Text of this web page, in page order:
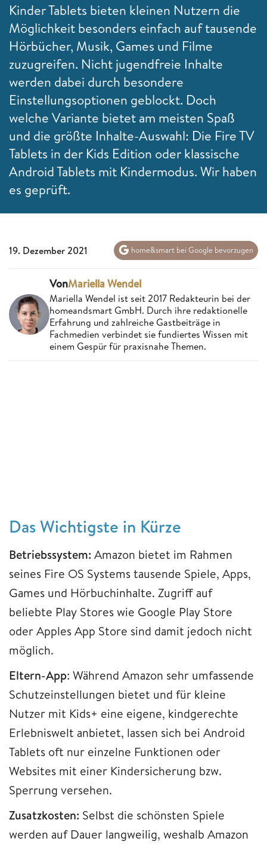
Kinder Tablets bieten kleinen Nutzern die
Möglichkeit besonders einfach auf tausende
Hörbücher, Musik, Games und Filme
zuzugreifen. Nicht jugendfreie Inhalte
werden dabei durch besondere
Einstellungsoptionen geblockt. Doch
welche Variante bietet am meisten Spaß
und die größte Inhalte-Auswahl: Die Fire TV
Tablets in der Kids Edition oder klassische
Android Tablets mit Kindermodus. Wir haben
es geprüft.
19. Dezember 2021 home&smart bei Google bevorzugen
VonMariella Wendel
Mariella Wendel ist seit 2017 Redakteurin bei der
homeandsmart GmbH. Durch ihre redaktionelle
Erfahrung und zahlreiche Gastbeiträge in
Fachmedien verbindet sie fundiertes Wissen mit
einem Gespür für praxisnahe Themen.
Das Wichtigste in Kürze
Betriebssystem: Amazon bietet im Rahmen
seines Fire OS Systems tausende Spiele, Apps,
Games und Hörbuchinhalte. Zugriff auf
beliebte Play Stores wie Google Play Store
oder Apples App Store sind damit jedoch nicht
möglich.
Eltern-App: Während Amazon sehr umfassende
Schutzeinstellungen bietet und für kleine
Nutzer mit Kids+ eine eigene, kindgerechte
Erlebniswelt anbietet, lassen sich bei Android
Tablets oft nur einzelne Funktionen oder
Websites mit einer Kindersicherung bzw.
Sperrung versehen.
Zusatzkosten: Selbst die schönsten Spiele
werden auf Dauer langweilig, weshalb Amazon